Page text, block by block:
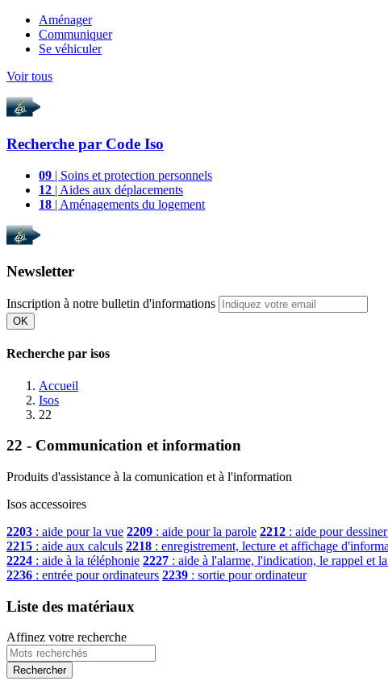
Aménager
Communiquer
Se véhiculer
Voir tous
Recherche par Code Iso
09 | Soins et protection personnels
12 | Aides aux déplacements
18 | Aménagements du logement
Newsletter
Inscription à notre bulletin d'informations
OK
Recherche par isos
Accueil
Isos
22
22 - Communication et information
Produits d'assistance à la comunication et à l'information
Isos accessoires
2203 : aide pour la vue 2209 : aide pour la parole 2212 : aide pour
2215 : aide aux calculs 2218 : enregistrement, lecture et affichage
2224 : aide à la téléphonie 2227 : aide à l'alarme, l'indication, le rappel et
2236 : entrée pour ordinateurs 2239 : sortie pour ordinateur
Liste des matériaux
Affinez votre recherche